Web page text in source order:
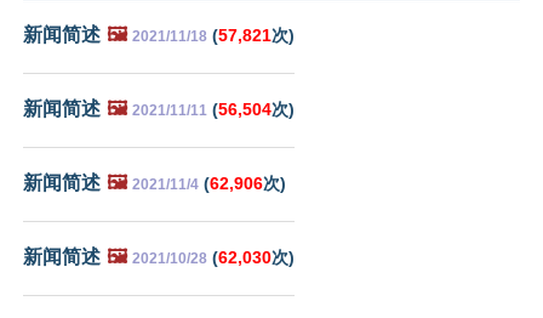
新闻简述 🖼️ 2021/11/18 (57,821次)
新闻简述 🖼️ 2021/11/11 (56,504次)
新闻简述 🖼️ 2021/11/4 (62,906次)
新闻简述 🖼️ 2021/10/28 (62,030次)